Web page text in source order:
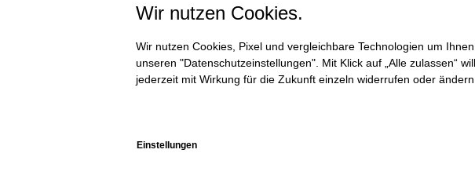
Wir nutzen Cookies.
Wir nutzen Cookies, Pixel und vergleichbare Technologien um
unseren "Datenschutzeinstellungen". Mit Klick auf „Alle zulassen“
jederzeit mit Wirkung für die Zukunft einzeln widerrufen oder ändern.
Einstellungen